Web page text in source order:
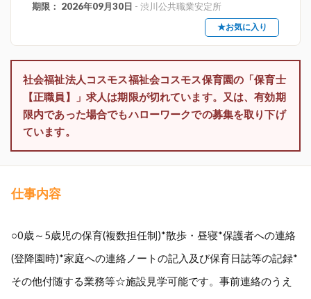
期限： 2026年09月30日 - 渋川公共職業安定所
★お気に入り
社会福祉法人コスモス福祉会コスモス保育園の「保育士
【正職員】」求人は期限が切れています。又は、有効期
限内であった場合でもハローワークでの募集を取り下げ
ています。
仕事内容
○0歳～5歳児の保育(複数担任制)*散歩・昼寝*保護者への連絡
(登降園時)*家庭への連絡ノートの記入及び保育日誌等の記録*
その他付随する業務等☆施設見学可能です。事前連絡のうえ